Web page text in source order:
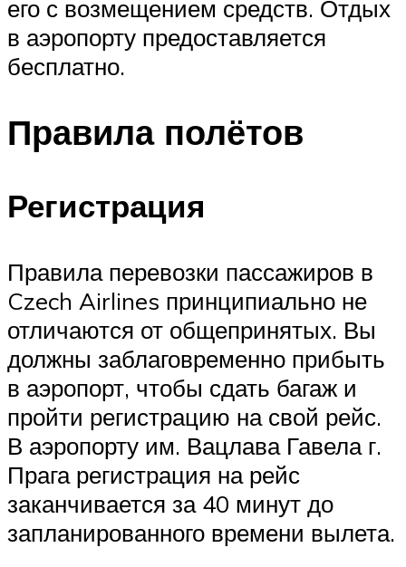
его с возмещением средств. Отдых
в аэропорту предоставляется
бесплатно.
Правила полётов
Регистрация
Правила перевозки пассажиров в
Czech Airlines принципиально не
отличаются от общепринятых. Вы
должны заблаговременно прибыть
в аэропорт, чтобы сдать багаж и
пройти регистрацию на свой рейс.
В аэропорту им. Вацлава Гавела г.
Прага регистрация на рейс
заканчивается за 40 минут до
запланированного времени вылета.